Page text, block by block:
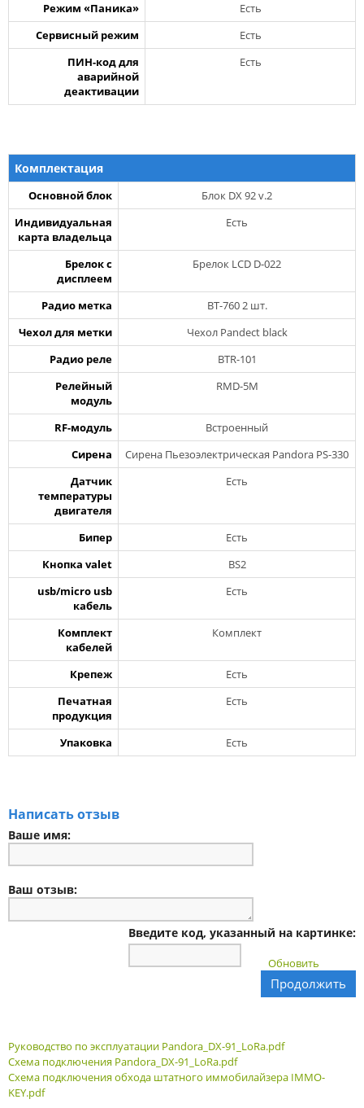
Режим «Паника»
Есть
Сервисный режим
Есть
ПИН-код для
аварийной
деактивации
Есть
Комплектация
Основной блок
Блок DX 92 v.2
Индивидуальная
карта владельца
Есть
Брелок с
дисплеем
Брелок LCD D-022
Радио метка
BT-760 2 шт.
Чехол для метки
Чехол Pandect black
Радио реле
BTR-101
Релейный
модуль
RMD-5M
RF-модуль
Встроенный
Сирена
Сирена Пьезоэлектрическая Pandora PS-330
Датчик
температуры
двигателя
Есть
Бипер
Есть
Кнопка valet
BS2
usb/micro usb
кабель
Есть
Комплект
кабелей
Комплект
Крепеж
Есть
Печатная
продукция
Есть
Упаковка Есть
Написать отзыв
Ваше имя:
Ваш отзыв:
Введите код, указанный на картинке:
Обновить
Продолжить
Руководство по эксплуатации Pandora_DX-91_LoRa.pdf
Схема подключения Pandora_DX-91_LoRa.pdf
Схема подключения обхода штатного иммобилайзера IMMO-
KEY.pdf